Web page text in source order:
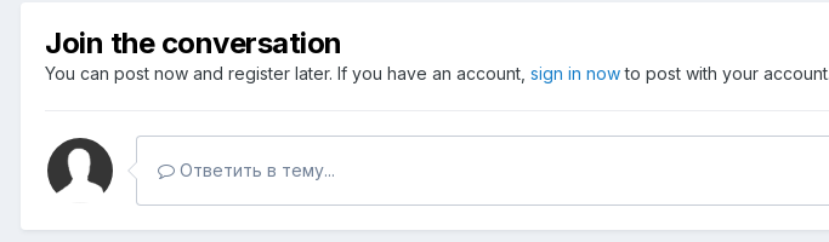
Join the conversation
You can post now and register later. If you have an account, sign in nowto post with your account.
Ответить в тему...